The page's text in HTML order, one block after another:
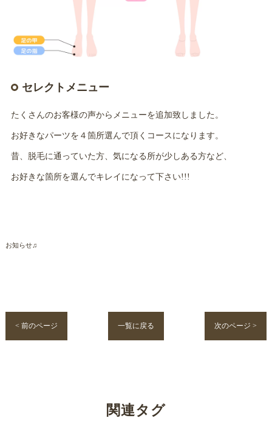
セレクトメニュー
たくさんのお客様の声からメニューを追加致しました。
お好きなパーツを４箇所選んで頂くコースになります。
昔、脱毛に通っていた方、気になる所が少しある方など、
お好きな箇所を選んでキレイになって下さい!!!
お知らせ♫
< 前のページ 一覧に戻る 次のページ >
関連タグ